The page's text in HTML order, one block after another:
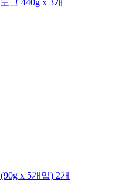
그 440g x 3개
x 5개입) 2개